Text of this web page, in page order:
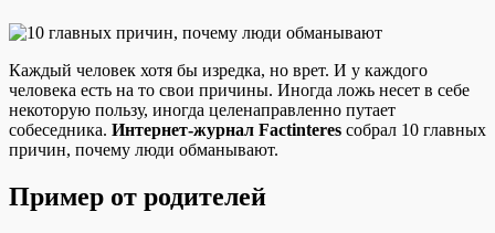
Каждый человек хотя бы изредка, но врет. И у каждого
человека есть на то свои причины. Иногда ложь несет в себе
некоторую пользу, иногда целенаправленно путает
собеседника. Интернет-журнал Factinteres собрал 10 главных
причин, почему люди обманывают.
Пример от родителей